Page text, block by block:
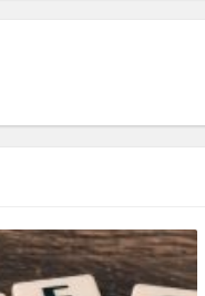
在享受 AI 写作带来的
写作，而是要将其
分。我们应该正确看
字世界中自由翱翔。